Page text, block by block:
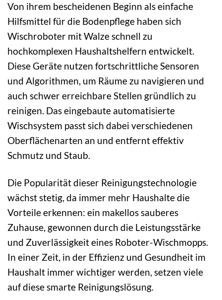
Von ihrem bescheidenen Beginn als einfache
Hilfsmittel für die Bodenpflege haben sich
Wischroboter mit Walze schnell zu
hochkomplexen Haushaltshelfern entwickelt.
Diese Geräte nutzen fortschrittliche Sensoren
und Algorithmen, um Räume zu navigieren und
auch schwer erreichbare Stellen gründlich zu
reinigen. Das eingebaute automatisierte
Wischsystem passt sich dabei verschiedenen
Oberflächenarten an und entfernt effektiv
Schmutz und Staub.
Die Popularität dieser Reinigungstechnologie
wächst stetig, da immer mehr Haushalte die
Vorteile erkennen: ein makellos sauberes
Zuhause, gewonnen durch die Leistungsstärke
und Zuverlässigkeit eines Roboter-Wischmopps.
In einer Zeit, in der Effizienz und Gesundheit im
Haushalt immer wichtiger werden, setzen viele
auf diese smarte Reinigungslösung.